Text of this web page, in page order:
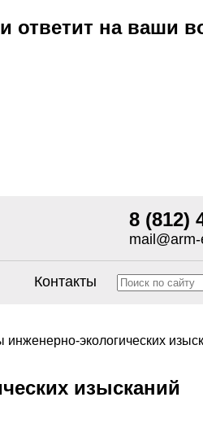
ответит на ваши
8 (812)
Контакты
инженерно-экологических
изысканий